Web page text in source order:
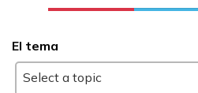
Estudiantes
Empleadores
El tema
Select a topic